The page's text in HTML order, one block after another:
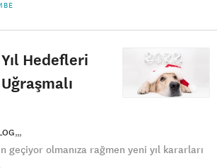
Hedefleri
geçiyor olmanıza rağmen yeni yıl kararları